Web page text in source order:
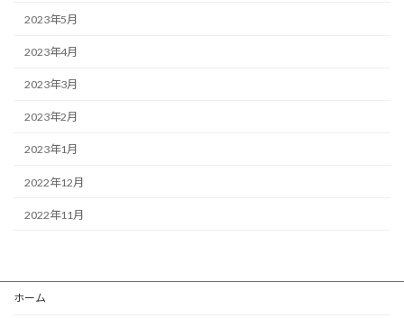
2023年5月
2023年4月
2023年3月
2023年2月
2023年1月
2022年12月
2022年11月
ホーム